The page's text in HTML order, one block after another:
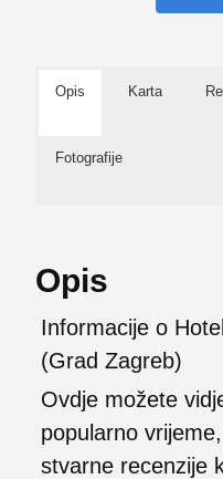
Opis Karta
Fotografije
Opis
Informacije o
(Grad Zagreb)
Ovdje možete
popularno
stvarne recenzije